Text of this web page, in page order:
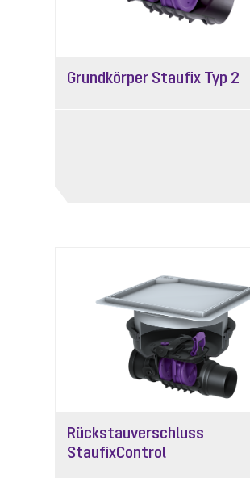
Grundkörper Staufix Typ 2
Rückstauverschluss
StaufixControl